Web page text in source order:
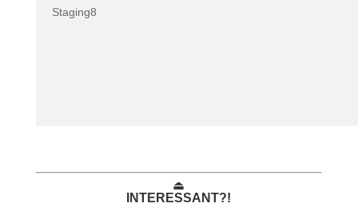
⏏︎
INTER ESSANT?!